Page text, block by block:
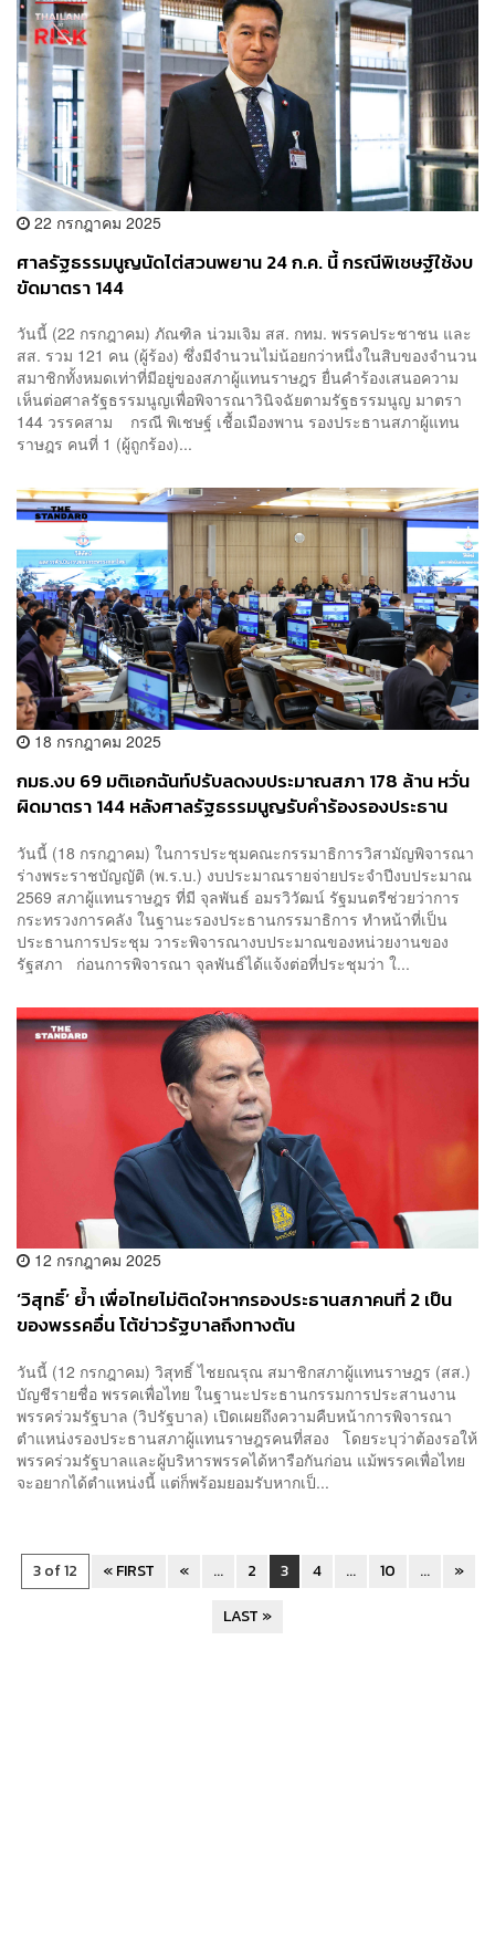
22 กรกฎาคม 2025
ศาลรัฐธรรมนูญนัดไต่สวนพยาน 24 ก.ค. นี้ กรณีพิเชษฐ์ใช้งบ
ขัดมาตรา 144
วันนี้ (22 กรกฎาคม) ภัณฑิล น่วมเจิม สส. กทม. พรรคประชาชน และ
สส. รวม 121 คน (ผู้ร้อง) ซึ่งมีจำนวนไม่น้อยกว่าหนึ่งในสิบของจำนวน
สมาชิกทั้งหมดเท่าที่มีอยู่ของสภาผู้แทนราษฎร ยื่นคำร้องเสนอความ
เห็นต่อศาลรัฐธรรมนูญเพื่อพิจารณาวินิจฉัยตามรัฐธรรมนูญ มาตรา
144 วรรคสาม กรณี พิเชษฐ์ เชื้อเมืองพาน รองประธานสภาผู้แทน
ราษฎร คนที่ 1 (ผู้ถูกร้อง)...
18 กรกฎาคม 2025
กมธ.งบ 69 มติเอกฉันท์ปรับลดงบประมาณสภา 178 ล้าน หวั่น
ผิดมาตรา 144 หลังศาลรัฐธรรมนูญรับคำร้องรองประธาน
วันนี้ (18 กรกฎาคม) ในการประชุมคณะกรรมาธิการวิสามัญพิจารณา
ร่างพระราชบัญญัติ (พ.ร.บ.) งบประมาณรายจ่ายประจำปีงบประมาณ
2569 สภาผู้แทนราษฎร ที่มี จุลพันธ์ อมรวิวัฒน์ รัฐมนตรีช่วยว่าการ
กระทรวงการคลัง ในฐานะรองประธานกรรมาธิการ ทำหน้าที่เป็น
ประธานการประชุม วาระพิจารณางบประมาณของหน่วยงานของ
รัฐสภา ก่อนการพิจารณา จุลพันธ์ได้แจ้งต่อที่ประชุมว่า ใ...
12 กรกฎาคม 2025
‘วิสุทธิ์’ ย้ำ เพื่อไทยไม่ติดใจหากรองประธานสภาคนที่ 2 เป็น
ของพรรคอื่น โต้ข่าวรัฐบาลถึงทางตัน
วันนี้ (12 กรกฎาคม) วิสุทธิ์ ไชยณรุณ สมาชิกสภาผู้แทนราษฎร (สส.)
บัญชีรายชื่อ พรรคเพื่อไทย ในฐานะประธานกรรมการประสานงาน
พรรคร่วมรัฐบาล (วิปรัฐบาล) เปิดเผยถึงความคืบหน้าการพิจารณา
ตำแหน่งรองประธานสภาผู้แทนราษฎรคนที่สอง โดยระบุว่าต้องรอให้
พรรคร่วมรัฐบาลและผู้บริหารพรรคได้หารือกันก่อน แม้พรรคเพื่อไทย
จะอยากได้ตำแหน่งนี้ แต่ก็พร้อมยอมรับหากเป็...
3 of 12 « FIRST « ... 2 3 4 ... 10 ...
»
LAST »